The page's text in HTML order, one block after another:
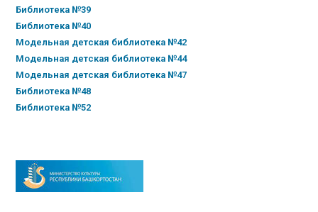
Библиотека №39
Библиотека №40
Модельная детская библиотека №42
Модельная детская библиотека №44
Модельная детская библиотека №47
Библиотека №48
Библиотека №52